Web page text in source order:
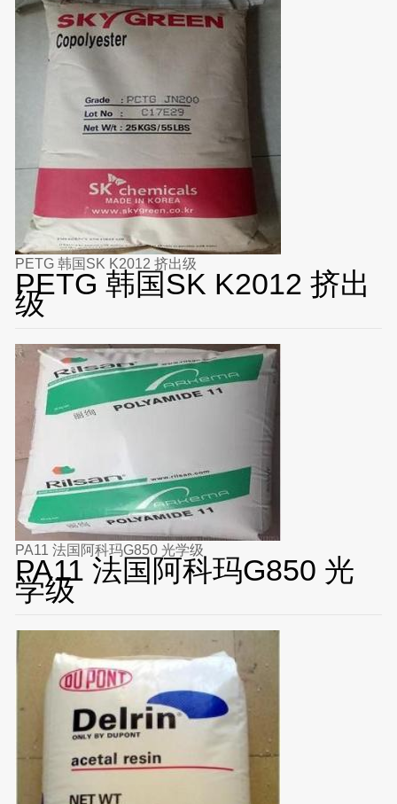
PETG 韩国SK K2012 挤出级
PETG 韩国SK K2012 挤出
级
PA11 法国阿科玛G850 光学级
PA11 法国阿科玛G850 光
学级